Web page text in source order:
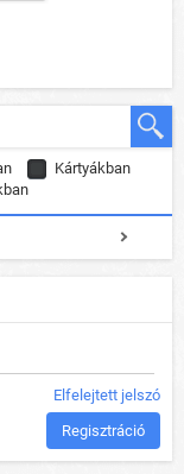
Kártyákban
Elfelejtett jelszó
Regisztráció